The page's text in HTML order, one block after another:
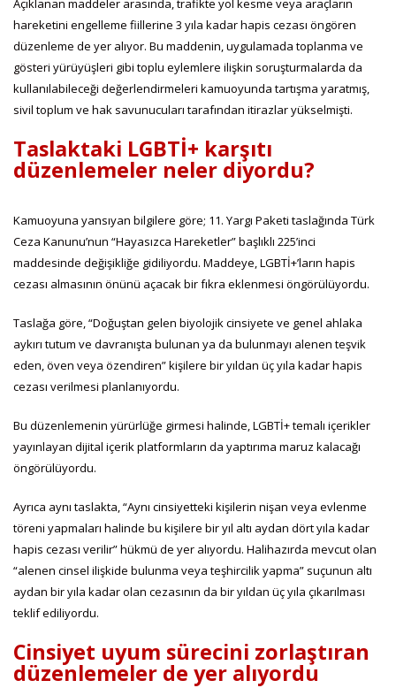
Açıklanan maddeler arasında,trafikte yol kesme veya araçların
hareketini engelleme fiillerine 3 yıla kadar hapis cezası öngören
düzenleme de yer alıyor. Bu maddenin, uygulamada toplanma ve
gösteri yürüyüşleri gibi toplu eylemlere ilişkin soruşturmalarda da
kullanılabileceği değerlendirmeleri kamuoyunda tartışma yaratmış,
sivil toplum ve hak savunucuları tarafından itirazlar yükselmişti.
Taslaktaki LGBTİ+ karşıtı
düzenlemeler neler diyordu?
Kamuoyuna yansıyan bilgilere göre; 11. Yargı Paketi taslağında Türk
Ceza Kanunu’nun “Hayasızca Hareketler” başlıklı 225’inci
maddesinde değişikliğe gidiliyordu. Maddeye, LGBTİ+’ların hapis
cezası almasının önünü açacak bir fıkra eklenmesi öngörülüyordu.
Taslağa göre, “Doğuştan gelen biyolojik cinsiyete ve genel ahlaka
aykırı tutum ve davranışta bulunan ya da bulunmayı alenen teşvik
eden, öven veya özendiren” kişilere bir yıldan üç yıla kadar hapis
cezası verilmesi planlanıyordu.
Bu düzenlemenin yürürlüğe girmesi halinde, LGBTİ+ temalı içerikler
yayınlayan dijital içerik platformların da yaptırıma maruz kalacağı
öngörülüyordu.
Ayrıca aynı taslakta, “Aynı cinsiyetteki kişilerin nişan veya evlenme
töreni yapmaları halinde bu kişilere bir yıl altı aydan dört yıla kadar
hapis cezası verilir” hükmü de yer alıyordu. Halihazırda mevcut olan
“alenen cinsel ilişkide bulunma veya teşhircilik yapma” suçunun altı
aydan bir yıla kadar olan cezasının da bir yıldan üç yıla çıkarılması
teklif ediliyordu.
Cinsiyet uyum sürecini zorlaştıran
düzenlemeler de yer alıyordu